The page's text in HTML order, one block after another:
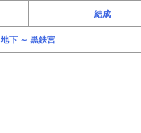
結成
地下 ～ 黒鉄宮